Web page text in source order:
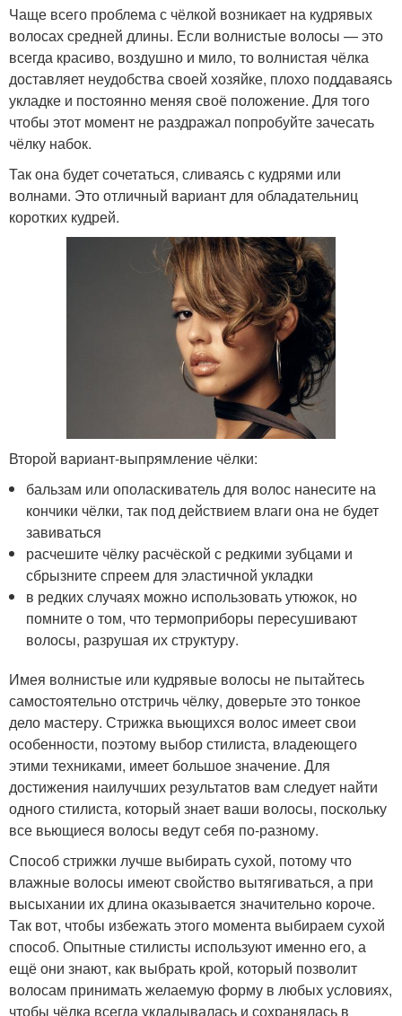
Чаще всего проблема с чёлкой возникает на кудрявых
волосах средней длины. Если волнистые волосы — это
всегда красиво, воздушно и мило, то волнистая чёлка
доставляет неудобства своей хозяйке, плохо поддаваясь
укладке и постоянно меняя своё положение. Для того
чтобы этот момент не раздражал попробуйте зачесать
чёлку набок.
Так она будет сочетаться, сливаясь с кудрями или
волнами. Это отличный вариант для обладательниц
коротких кудрей.
Второй вариант-выпрямление чёлки:
бальзам или ополаскиватель для волос нанесите на
кончики чёлки, так под действием влаги она не будет
завиваться
расчешите чёлку расчёской с редкими зубцами и
сбрызните спреем для эластичной укладки
в редких случаях можно использовать утюжок, но
помните о том, что термоприборы пересушивают
волосы, разрушая их структуру.
Имея волнистые или кудрявые волосы не пытайтесь
самостоятельно отстричь чёлку, доверьте это тонкое
дело мастеру. Стрижка вьющихся волос имеет свои
особенности, поэтому выбор стилиста, владеющего
этими техниками, имеет большое значение. Для
достижения наилучших результатов вам следует найти
одного стилиста, который знает ваши волосы, поскольку
все вьющиеся волосы ведут себя по-разному.
Способ стрижки лучше выбирать сухой, потому что
влажные волосы имеют свойство вытягиваться, а при
высыхании их длина оказывается значительно короче.
Так вот, чтобы избежать этого момента выбираем сухой
способ. Опытные стилисты используют именно его, а
ещё они знают, как выбрать крой, который позволит
волосам принимать желаемую форму в любых условиях,
чтобы чёлка всегда укладывалась и сохранялась в